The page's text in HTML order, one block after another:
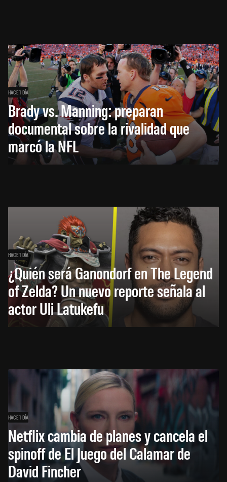
HACE 1 DÍA
Brady vs. Manning: preparan
documental sobre la rivalidad que
marcó la NFL
HACE 1 DÍA
¿Quién será Ganondorf en The Legend
of Zelda? Un nuevo reporte señala al
actor Uli Latukefu
HACE 1 DÍA
Netflix cambia de planes y cancela el
spinoff de El Juego del Calamar de
David Fincher